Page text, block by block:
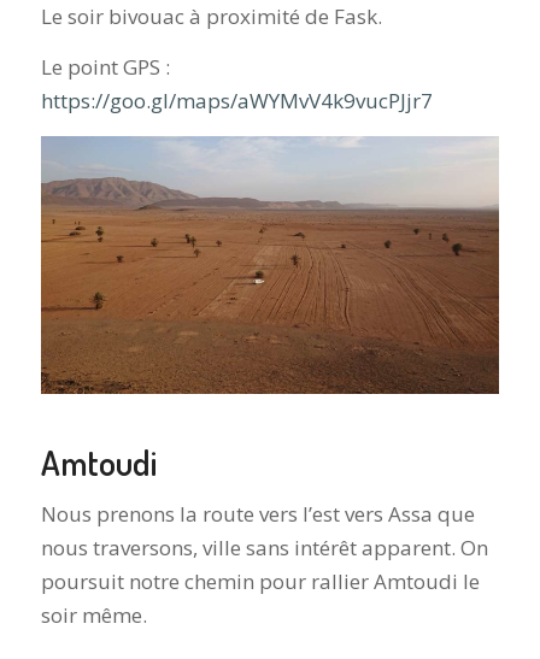
Le soir bivouac à proximité de Fask.
Le point GPS :
https://goo.gl/maps/aWYMvV4k9vucPJjr7
Amtoudi
Nous prenons la route vers l’est vers Assa que
nous traversons, ville sans intérêt apparent. On
poursuit notre chemin pour rallier Amtoudi le
soir même.